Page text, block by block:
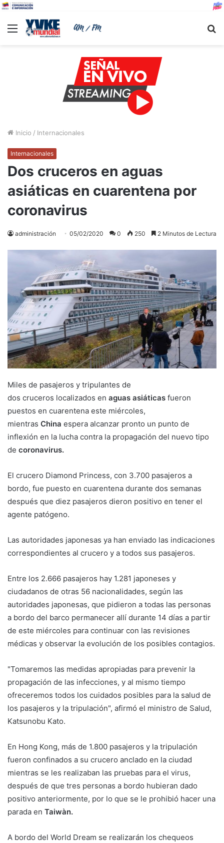
Menu
Inicio / Internacionales
Internacionales
Dos cruceros en aguas
asiáticas en cuarentena por
coronavirus
administración 05/02/2020 0 250 2 Minutos de Lectura
Miles de pasajeros y tripulantes de
dos cruceros localizados en aguas asiáticas fueron
puestos en cuarentena este miércoles,
mientras China espera alcanzar pronto un punto de
inflexión en la lucha contra la propagación del nuevo tipo
de coronavirus.
El crucero Diamond Princess, con 3.700 pasajeros a
bordo, fue puesto en cuarentena durante dos semanas
después que diez pasajeros dieron positivo en tener el
agente patógeno.
Las autoridades japonesas ya han enviado las indicaciones
correspondientes al crucero y a todos sus pasajeros.
Entre los 2.666 pasajeros hay 1.281 japoneses y
ciudadanos de otras 56 nacionalidades, según las
autoridades japonesas, que pidieron a todas las personas
a bordo del barco permanecer allí durante 14 días a partir
de este miércoles para continuar con las revisiones
médicas y observar la evolución de los posibles contagios.
"Tomaremos las medidas apropiadas para prevenir la
propagación de las infecciones, y al mismo tiempo
ofreceremos todos los cuidados posibles para la salud de
los pasajeros y la tripulación", afirmó el ministro de Salud,
Katsunobu Kato.
En Hong Kong, más de 1.800 pasajeros y la tripulación
fueron confinados a su crucero anclado en la ciudad
mientras se les realizaban las pruebas para el virus,
después de que tres personas a bordo hubieran dado
positivo anteriormente, por lo que se le prohibió hacer una
parada en Taiwàn.
A bordo del World Dream se realizarán los chequeos